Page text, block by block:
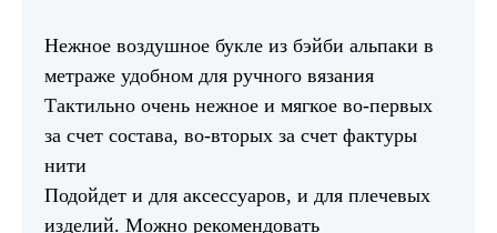
Нежное воздушное букле из бэйби альпаки в
метраже удобном для ручного вязания
Тактильно очень нежное и мягкое во-первых
за счет состава, во-вторых за счет фактуры
нити
Подойдет и для аксессуаров, и для плечевых
изделий. Можно рекомендовать